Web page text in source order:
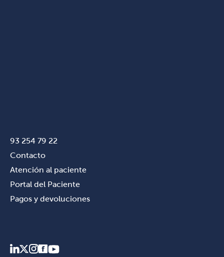
93 254 79 22
Contacto
Atención al paciente
Portal del Paciente
Pagos y devoluciones